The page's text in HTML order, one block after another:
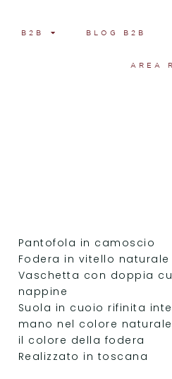
B2B BLOG B2B
AREA
Pantofola in camoscio
Fodera in vitello naturale
Vaschetta con doppia
nappine
Suola in cuoio rifinita
mano nel colore
il colore della fodera
Realizzato in toscana